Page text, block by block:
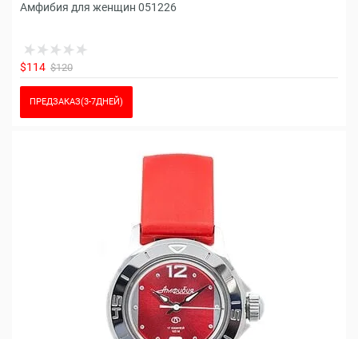
Амфибия для женщин 051226
$114 $120
ПРЕДЗАКАЗ(3-7ДНЕЙ)